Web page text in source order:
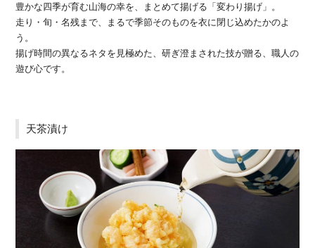
豊かな四季が育む山海の幸を、まとめて揚げる「変わり揚げ」。
走り・旬・名残まで、まるで季節そのものを衣に閉じ込めたかのよ
う。
揚げ時間の異なるネタを見極めた、研ぎ澄まされた技が贈る、職人の
遊び心です。
天茶漬け